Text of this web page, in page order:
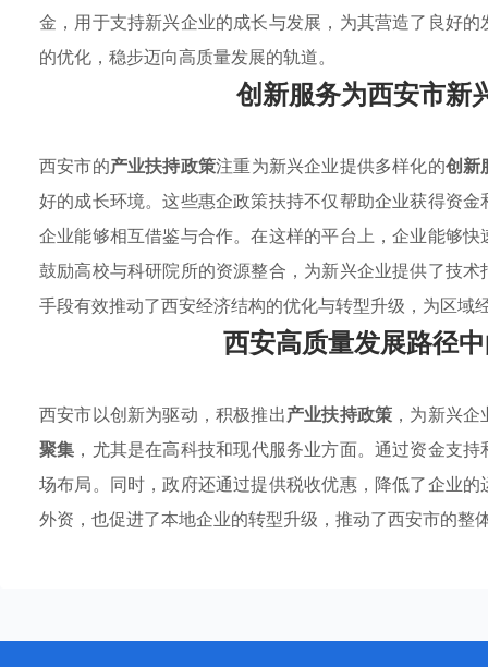
金，用于支持新兴企业的成长与发展，为其营造了良好
的优化，稳步迈向高质量发展的轨道。
创新服务为西安市新
西安市的产业扶持政策注重为新兴企业提供多样化的创新
好的成长环境。这些惠企政策扶持不仅帮助企业获得资
企业能够相互借鉴与合作。在这样的平台上，企业能够
鼓励高校与科研院所的资源整合，为新兴企业提供了技
手段有效推动了西安经济结构的优化与转型升级，为区域
西安高质量发展路径
西安市以创新为驱动，积极推出产业扶持政策 ，为新兴
聚集 ，尤其是在高科技和现代服务业方面。通过资金支持
场布局。同时，政府还通过提供税收优惠，降低了企业
外资，也促进了本地企业的转型升级，推动了西安市的整